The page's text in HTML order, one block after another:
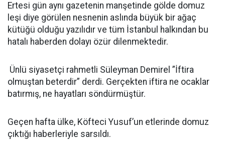
Ertesi gün aynı gazetenin manşetinde gölde domuz
leşi diye görülen nesnenin aslında büyük bir ağaç
kütüğü olduğu yazılıdır ve tüm İstanbul halkından bu
hatalı haberden dolayı özür dilenmektedir.
Ünlü siyasetçi rahmetli Süleyman Demirel ”İftira
olmuştan beterdir” derdi. Gerçekten iftira ne ocaklar
batırmış, ne hayatları söndürmüştür.
Geçen hafta ülke, Köfteci Yusuf’un etlerinde domuz
çıktığı haberleriyle sarsıldı.